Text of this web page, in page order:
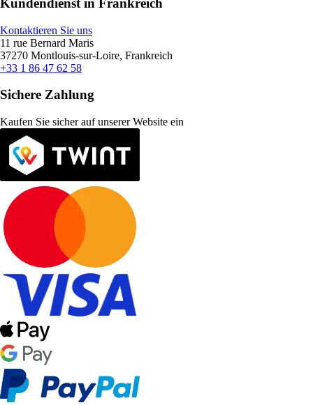
Kundendienst in Frankreich
Kontaktieren Sie uns
11 rue Bernard Maris
37270 Montlouis-sur-Loire, Frankreich
+33 1 86 47 62 58
Sichere Zahlung
Kaufen Sie sicher auf unserer Website ein